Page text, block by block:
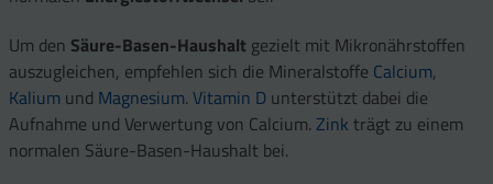
Um den Säure-Basen-Haushalt gezielt mit Mikronährstoffen
auszugleichen, empfehlen sich die Mineralstoffe Calcium,
Kalium und Magnesium. Vitamin D unterstützt dabei die
Aufnahme und Verwertung von Calcium. Zink trägt zu einem
normalen Säure-Basen-Haushalt bei.